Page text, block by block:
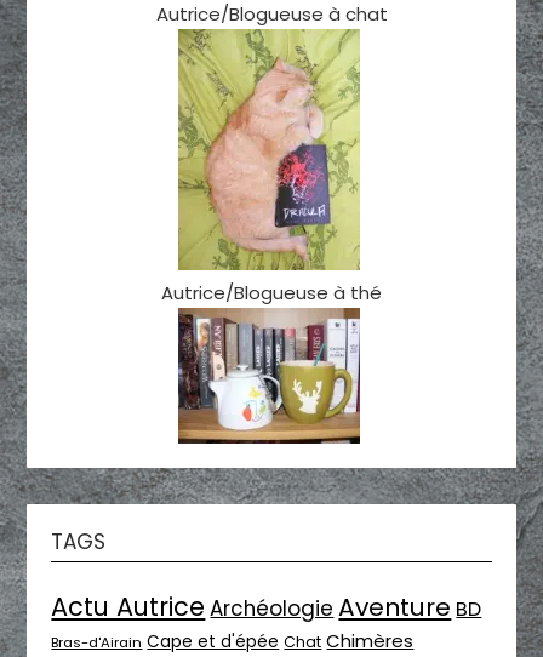
Autrice/Blogueuse à chat
Autrice/Blogueuse à thé
TAGS
Actu Autrice Archéologie Aventure BD
Bras-d'Airain Cape et d'épée Chat Chimères